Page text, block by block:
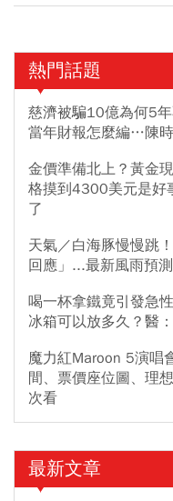
熱門話題
慈濟被騙10億為何5
當年財報怎麼編…陳
金價準備北上？黃金
格摸到4300美元是好
了
天氣／白海豚慢慢跳
回應」...最新風雨預
喝一杯拿鐵竟引發急
冰箱可以放多久？醫
魔力紅Maroon 5演唱
間、票價座位圖、理
次看
最新文章